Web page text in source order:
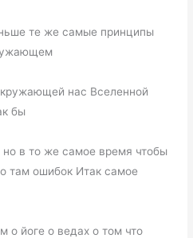
те же самые принципы
нас Вселенной
бы
но в то же самое время чтобы
там ошибок Итак самое
о йоге о ведах о том что